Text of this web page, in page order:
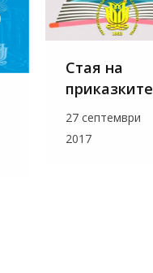
Стая на
приказките
27 септември
2017